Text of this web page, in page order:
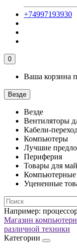
+74997193930
0
Ваша корзина
Везде
Везде
Вентиляторы
Кабели-
Компьютеры
Лучшие
Периферия
Товары для
Уцененные
Например:
Магазин
различной техники
Категории